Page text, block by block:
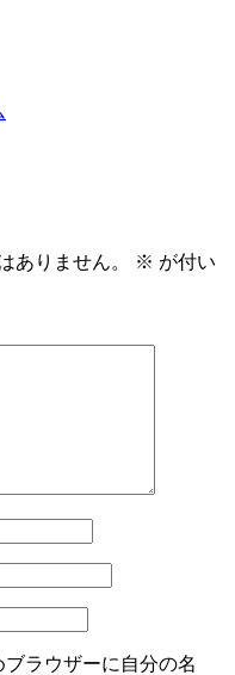
ありません。 ※ が付い
ラウザーに自分の名